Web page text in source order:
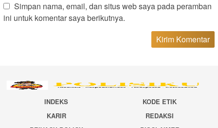
Simpan nama, email, dan situs web saya pada peramban
ini untuk komentar saya berikutnya.
INDEKS
KODE ETIK
KARIR
REDAKSI